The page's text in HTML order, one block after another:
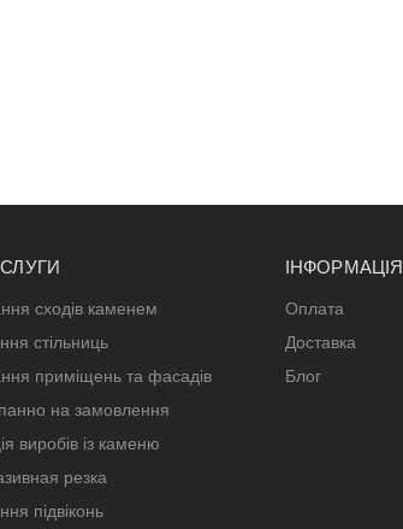
сходів каменем
стільниць
приміщень та фасадів
на замовлення
виробів із каменю
резка
підвіконь
ІНФОРМАЦІЯ
Оплата
Доставка
Блог